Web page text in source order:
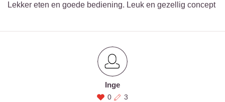
Lekker eten en goede bediening. Leuk en gezellig concept
Inge
0 3